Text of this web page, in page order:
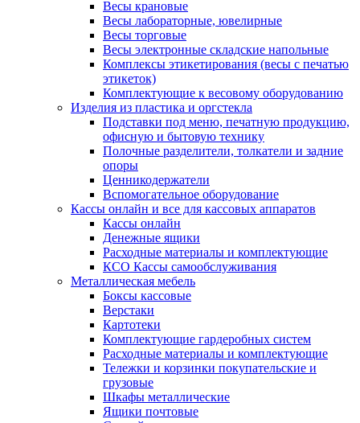
Весы крановые
Весы лабораторные, ювелирные
Весы торговые
Весы электронные складские напольные
Комплексы этикетирования (весы с печатью
этикеток)
Комплектующие к весовому оборудованию
Изделия из пластика и оргстекла
Подставки под меню, печатную продукцию,
офисную и бытовую технику
Полочные разделители, толкатели и задние
опоры
Ценникодержатели
Вспомогательное оборудование
Кассы онлайн и все для кассовых аппаратов
Кассы онлайн
Денежные ящики
Расходные материалы и комплектующие
КСО Кассы самообслуживания
Металлическая мебель
Боксы кассовые
Верстаки
Картотеки
Комплектующие гардеробных систем
Расходные материалы и комплектующие
Тележки и корзинки покупательские и
грузовые
Шкафы металлические
Ящики почтовые